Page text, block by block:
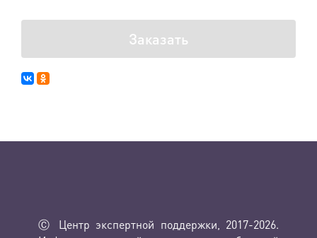
Заказать
Ⓒ Центр экспертной поддержки, 2017-2026.